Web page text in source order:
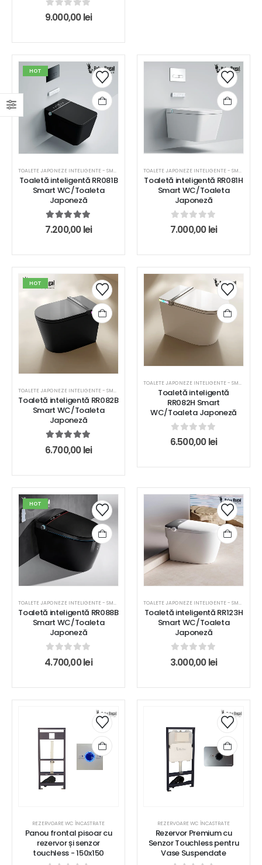
0 out of 5
9.000,00lei
HOT
TOALETE JAPONEZE INTELIGENTE - SMART WC
Toaletă inteligentă RR081B
Smart WC/Toaleta
Japoneză
5.00out of 5
7.200,00lei
TOALETE JAPONEZE INTELIGENTE - SMART WC
Toaletă inteligentă RR081H
Smart WC/Toaleta
Japoneză
0 out of 5
7.000,00lei
HOT
TOALETE JAPONEZE INTELIGENTE - SMART WC
Toaletă inteligentă RR082B
Smart WC/Toaleta
Japoneză
5.00out of 5
6.700,00lei
TOALETE JAPONEZE INTELIGENTE - SMART WC
Toaletă inteligentă
RR082H Smart
WC/Toaleta Japoneză
0 out of 5
6.500,00lei
HOT
TOALETE JAPONEZE INTELIGENTE - SMART WC
Toaletă inteligentă RR088B
Smart WC/Toaleta
Japoneză
0 out of 5
4.700,00lei
TOALETE JAPONEZE INTELIGENTE - SMART WC
Toaletă inteligentă RR123H
Smart WC/Toaleta
Japoneză
0 out of 5
3.000,00lei
REZERVOARE WC ÎNCASTRATE
Panou frontal pisoar cu
rezervor și senzor
touchless - 150x150
REZERVOARE WC ÎNCASTRATE
Rezervor Premium cu
Senzor Touchless pentru
Vase Suspendate